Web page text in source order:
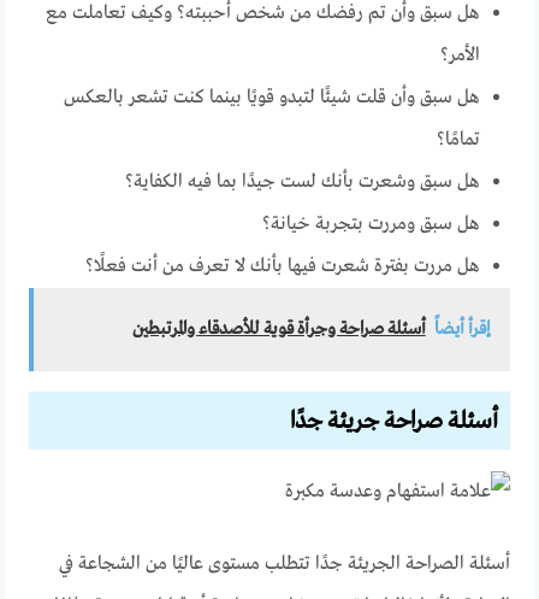
هل سبق وأن تم رفضك من شخص أحببته؟ وكيف تعاملت مع
الأمر؟
هل سبق وأن قلت شيئًا لتبدو قويًا بينما كنت تشعر بالعكس
تمامًا؟
هل سبق وشعرت بأنك لست جيدًا بما فيه الكفاية؟
هل سبق ومررت بتجربة خيانة؟
هل مررت بفترة شعرت فيها بأنك لا تعرف من أنت فعلًا؟
إقرأ أيضاً أسئلة صراحة وجرأة قوية للأصدقاء والمرتبطين
أسئلة صراحة جريئة جدًا
أسئلة الصراحة الجريئة جدًا تتطلب مستوى عاليًا من الشجاعة في